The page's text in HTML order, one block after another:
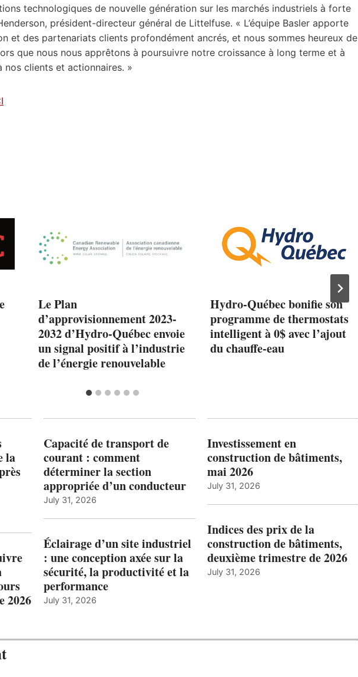
technologiques de nouvelle génération sur les marchés industriels à forte
président-directeur général de Littelfuse. « L’équipe Basler apporte
et des partenariats clients profondément ancrés, et nous sommes heureux de
que nous nous apprêtons à poursuivre notre croissance à long terme et à
clients et actionnaires. »
Le Plan
d’approvisionnement 2023-
2032 d’Hydro-Québec envoie
un signal positif à l’industrie
de l’énergie renouvelable
Hydro-Québec bonifie son
programme de thermostats
intelligent à 0$ avec l’ajout
du chauffe-eau
la
2026
Capacité de transport de
courant : comment
déterminer la section
appropriée d’un conducteur
July 31, 2026
Éclairage d’un site industriel
: une conception axée sur la
sécurité, la productivité et la
performance
July 31, 2026
Investissement en
construction de bâtiments,
mai 2026
July 31, 2026
Indices des prix de la
construction de bâtiments,
deuxième trimestre de 2026
July 31, 2026